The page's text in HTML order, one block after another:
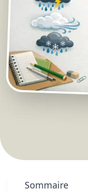
Sommaire